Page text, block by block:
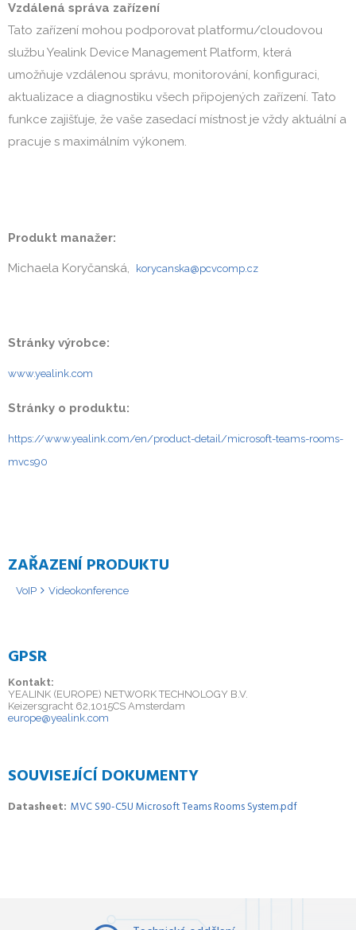
Vzdálená správa zařízení
Tato zařízení mohou podporovat platformu/cloudovou
službu Yealink Device Management Platform, která
umožňuje vzdálenou správu, monitorování, konfiguraci,
aktualizace a diagnostiku všech připojených zařízení. Tato
funkce zajišťuje, že vaše zasedací místnost je vždy aktuální a
pracuje s maximálním výkonem.
Produkt manažer:
Michaela Koryčanská, korycanska@pcvcomp.cz
Stránky výrobce:
www.yealink.com
Stránky o produktu:
https://www.yealink.com/en/product-detail/microsoft-teams-rooms-
mvcs90
ZAŘAZENÍ PRODUKTU
VoIP Videokonference
GPSR
Kontakt:
YEALINK (EUROPE) NETWORK TECHNOLOGY B.V.
Keizersgracht 62,1015CS Amsterdam
europe@yealink.com
SOUVISEJÍCÍ DOKUMENTY
Datasheet MVC S90-C5U Microsoft Teams Rooms System.pdf